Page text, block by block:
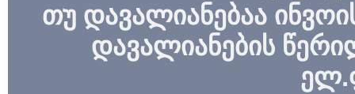
თუ დავალიანებაა
დავალიანების